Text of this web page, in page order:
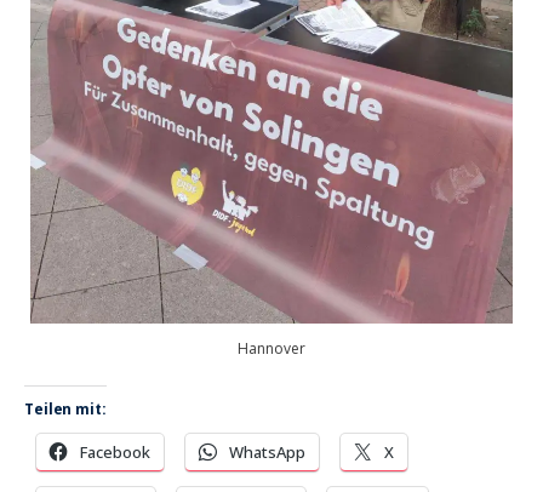
Hannover
Teilen mit:
Facebook WhatsApp X